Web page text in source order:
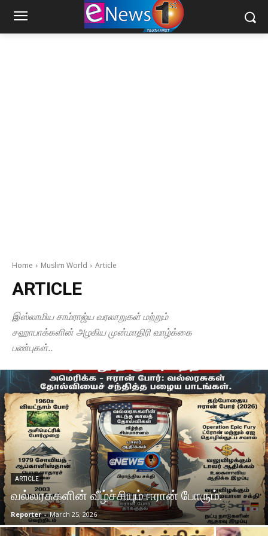
Home Muslim World Article
ARTICLE
இஸ்லாமிய சாம்ராஜ்ய வரலாறுகள் மற்றும்
சஹாபாக்களின் அழகிய முன்மாதிரி வாழ்க்கை
பண்புகள்..
ARTICLE
வல்லரசுகளின் வீழ்ச்சியும் ஈரான் போரும்:
Reporter - March 25, 2026